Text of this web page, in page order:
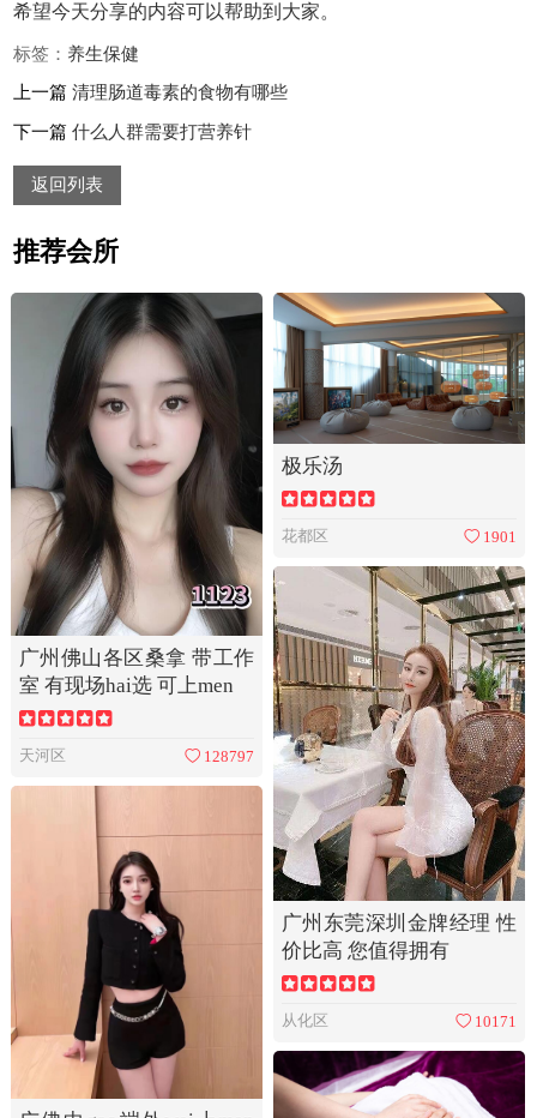
希望今天分享的内容可以帮助到大家。
标签： 养生保健
上一篇清理肠道毒素的食物有哪些
下一篇什么人群需要打营养针
返回列表
推荐会所
广州佛山各区桑拿 带工作
室 有现场hai选 可上men
天河区 128797
极乐汤
花都区 1901
广州东莞深圳金牌经理 性
价比高 您值得拥有
从化区 10171